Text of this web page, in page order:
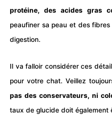
protéine, des acides gras
peaufiner sa peau et des
digestion.
Il va falloir considérer ces
pour votre chat. Veillez
pas des conservateurs, ni
taux de glucide doit également